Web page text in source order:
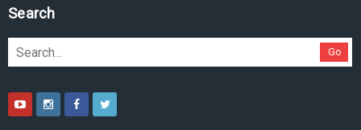
Pesquise no site
Go